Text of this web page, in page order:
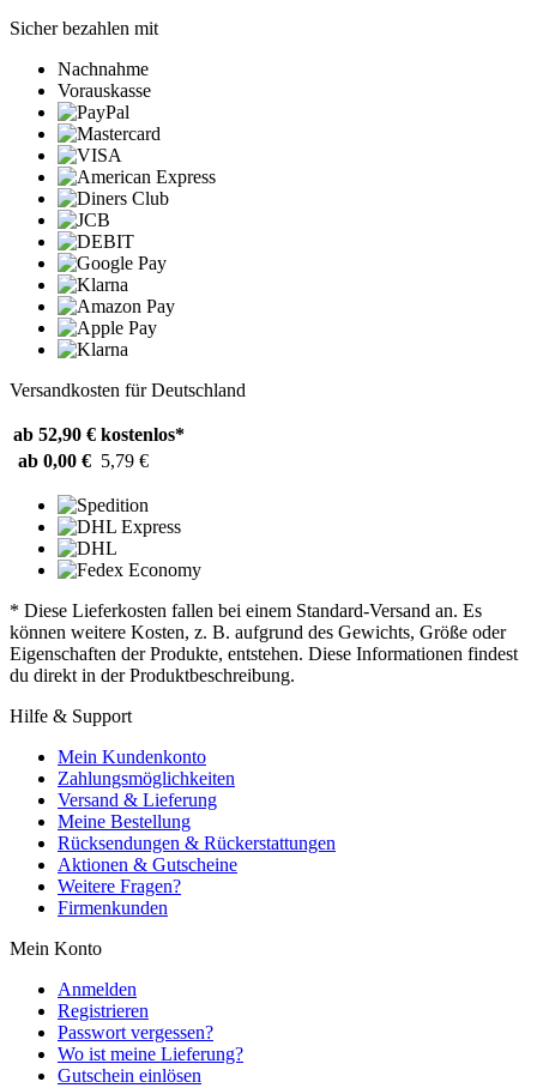
Sicher bezahlen mit
Nachnahme
Vorauskasse
Versandkosten für Deutschland
ab 52,90 € kostenlos*
ab 0,00 € 5,79 €
* Diese Lieferkosten fallen bei einem Standard-Versand an. Es
können weitere Kosten, z. B. aufgrund des Gewichts, Größe oder
Eigenschaften der Produkte, entstehen. Diese Informationen findest
du direkt in der Produktbeschreibung.
Hilfe & Support
Mein Kundenkonto
Zahlungsmöglichkeiten
Versand & Lieferung
Meine Bestellung
Rücksendungen & Rückerstattungen
Aktionen & Gutscheine
Weitere Fragen?
Firmenkunden
Mein Konto
Anmelden
Registrieren
Passwort vergessen?
Wo ist meine Lieferung?
Gutschein einlösen